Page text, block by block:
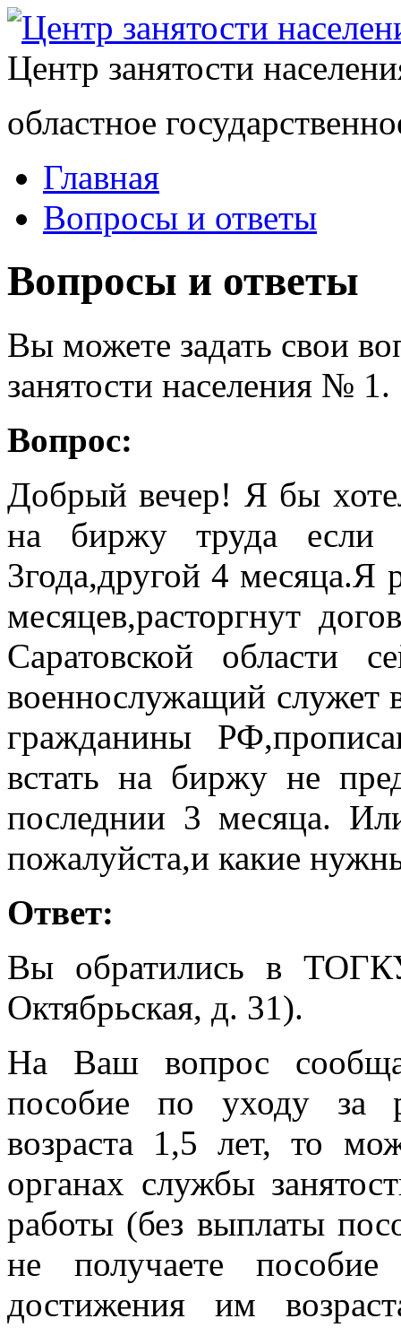
Центр занятости
областное
Главная
Вопросы и ответы
Вопросы и ответы
Вы можете задать свои
занятости населения № 1.
Вопрос:
Добрый вечер! Я бы
на биржу труда если
3года,другой 4 месяца.Я
месяцев,расторгнут
Саратовской области
военнослужащий служет
гражданины
встать на биржу не
последнии 3 месяца.
пожалуйста,и какие
Ответ:
Вы обратились в
Октябрьская, д. 31).
На Ваш вопрос
пособие по уходу за
возраста 1,5 лет, то
органах службы
работы (без выплаты
не получаете
достижения им